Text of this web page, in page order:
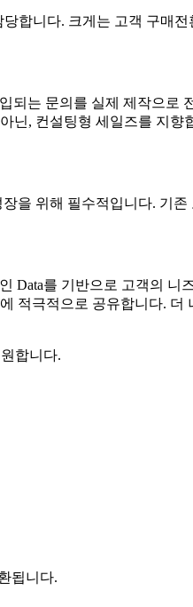
당합니다. 크게는 고객 구매전
되는 문의를 실제 제작으로
, 컨설팅형 세일즈를 지
을 위해 필수적입니다. 기존
Data를 기반으로 고객의 니
적극적으로 공유합니다.
합니다.
됩니다.